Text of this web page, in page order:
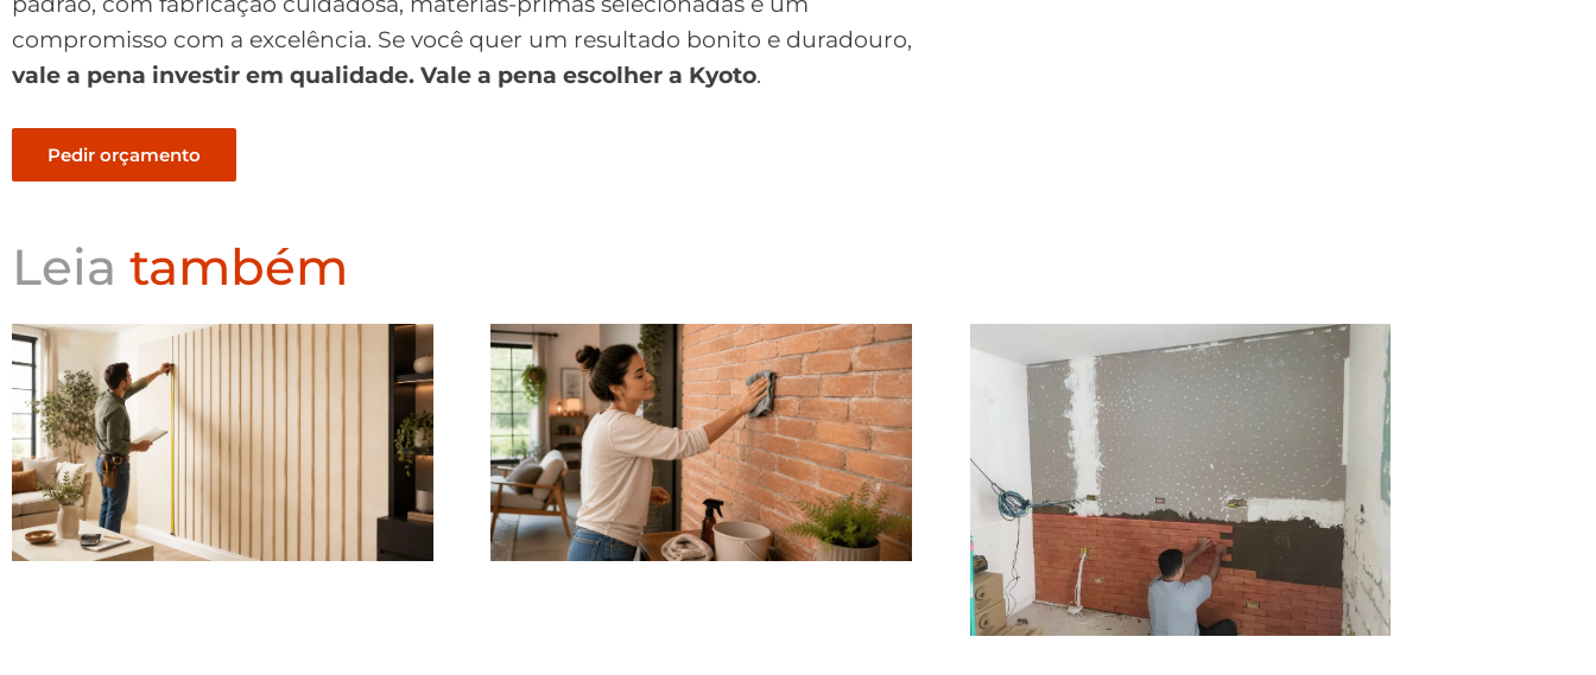
compromisso com a excelência. Se você quer um resultado bonito e duradouro,
vale a pena investir em qualidade. Vale a pena escolher a Kyoto.
Pedir orçamento
Leia também